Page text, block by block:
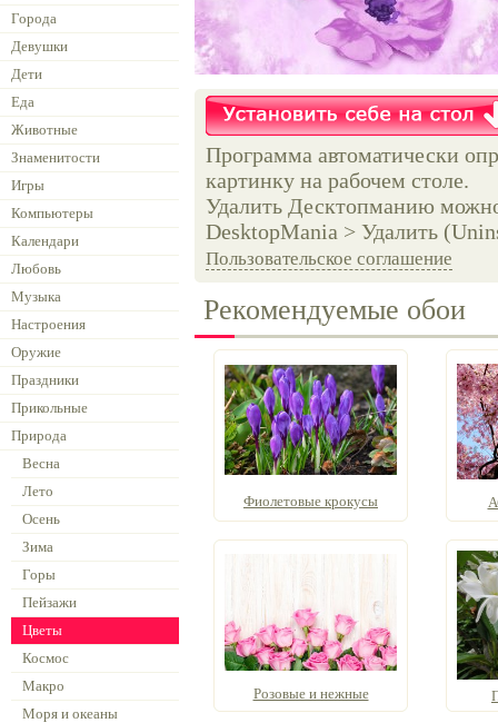
Города
Девушки
Дети
Еда
Животные
Знаменитости
Игры
Компьютеры
Календари
Любовь
Музыка
Настроения
Оружие
Праздники
Прикольные
Природа
Весна
Лето
Осень
Зима
Горы
Пейзажи
Цветы
Космос
Макро
Моря и океаны
Программа автоматически
картинку на рабочем столе.
Удалить Десктопманию
DesktopMania > Удалить
Пользовательское соглашение
Рекомендуемые обои
Фиолетовые крокусы
Розовые и нежные